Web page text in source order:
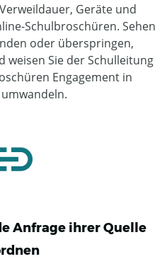
Geräte und
Schulbroschüren. Sehen
oder überspringen,
weisen Sie der Schulleitung
Engagement in
Anfrage ihrer Quelle